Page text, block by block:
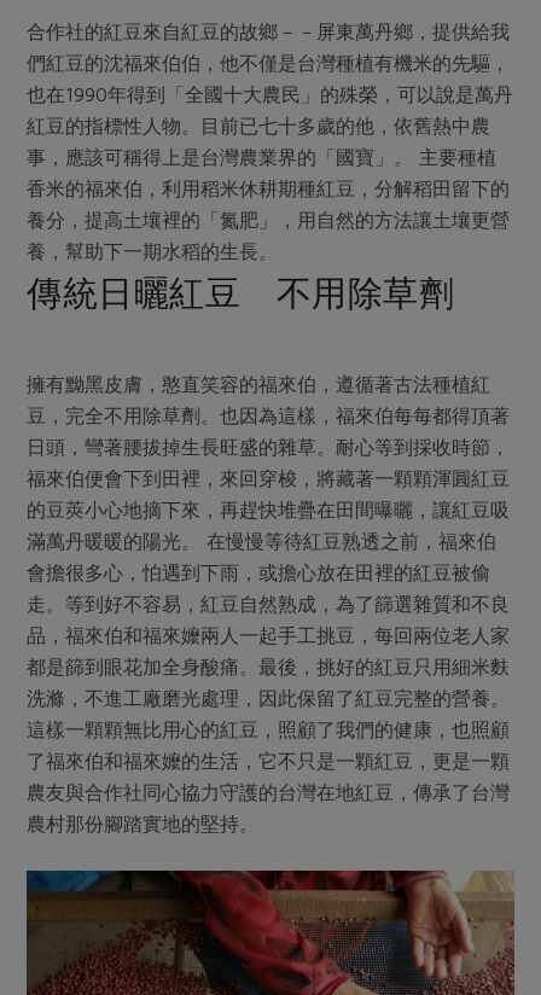
合作社的紅豆來自紅豆的故鄉－－屏東萬丹鄉，提供給我
們紅豆的沈福來伯伯，他不僅是台灣種植有機米的先驅，
也在1990年得到「全國十大農民」的殊榮，可以說是萬丹
紅豆的指標性人物。目前已七十多歲的他，依舊熱中農
事，應該可稱得上是台灣農業界的「國寶」。 主要種植
香米的福來伯，利用稻米休耕期種紅豆，分解稻田留下的
養分，提高土壤裡的「氮肥」，用自然的方法讓土壤更營
養，幫助下一期水稻的生長。
傳統日曬紅豆 不用除草劑
擁有黝黑皮膚，憨直笑容的福來伯，遵循著古法種植紅
豆，完全不用除草劑。也因為這樣，福來伯每每都得頂著
日頭，彎著腰拔掉生長旺盛的雜草。耐心等到採收時節，
福來伯便會下到田裡，來回穿梭，將藏著一顆顆渾圓紅豆
的豆莢小心地摘下來，再趕快堆疊在田間曝曬，讓紅豆吸
滿萬丹暖暖的陽光。 在慢慢等待紅豆熟透之前，福來伯
會擔很多心，怕遇到下雨，或擔心放在田裡的紅豆被偷
走。等到好不容易，紅豆自然熟成，為了篩選雜質和不良
品，福來伯和福來嬤兩人一起手工挑豆，每回兩位老人家
都是篩到眼花加全身酸痛。最後，挑好的紅豆只用細米麩
洗滌，不進工廠磨光處理，因此保留了紅豆完整的營養。
這樣一顆顆無比用心的紅豆，照顧了我們的健康，也照顧
了福來伯和福來嬤的生活，它不只是一顆紅豆，更是一顆
農友與合作社同心協力守護的台灣在地紅豆，傳承了台灣
農村那份腳踏實地的堅持。